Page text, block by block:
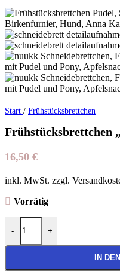
Start / Frühstücksbrettchen
Frühstücksbrettchen
16,50 €
inkl. MwSt. zzgl.
Vorrätig
-
Frühstücksbrettchen "Pudel"
+
IN